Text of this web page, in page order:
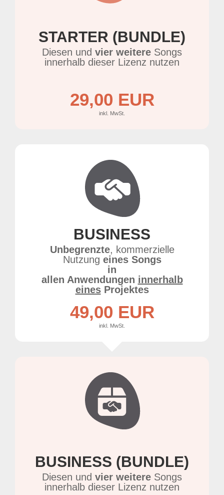
STARTER (BUNDLE)
Diesen und vier weitere Songs
innerhalb dieser Lizenz nutzen
29,00 EUR
inkl. MwSt.
BUSINESS
Unbegrenzte, kommerzielle
Nutzung eines Songs
in
allen Anwendungen innerhalb
einesProjektes
49,00 EUR
inkl. MwSt.
BUSINESS (BUNDLE)
Diesen und vier weitere Songs
innerhalb dieser Lizenz nutzen